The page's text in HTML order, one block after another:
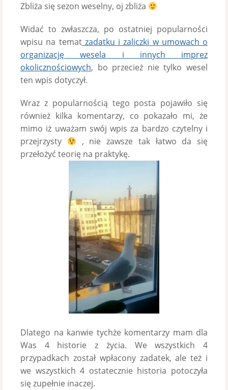
Zbliża się sezon weselny, oj zbliża
Widać to zwłaszcza, po ostatniej popularności
wpisu na tematzadatku i zaliczki w umowach o
organizację wesela i innych imprez
okolicznościowych, bo przecież nie tylko wesel
ten wpis dotyczył.
Wraz z popularnością tego posta pojawiło się
również kilka komentarzy, co pokazało mi, że
mimo iż uważam swój wpis za bardzo czytelny i
przejrzysty
, nie zawsze tak łatwo da się
przełożyć teorię na praktykę.
Dlatego na kanwie tychże komentarzy mam dla
Was 4 historie z życia. We wszystkich 4
przypadkach został wpłacony zadatek, ale też i
we wszystkich 4 ostatecznie historia potoczyła
się zupełnie inaczej.